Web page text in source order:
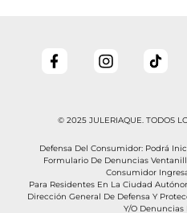
© 2025 JULERIAQUE. TODOS
Defensa Del Consumidor: Podrá
Formulario De Denuncias
Consumidor
Para Residentes En La Ciudad
Dirección General De Defensa Y
Y/o Denuncias